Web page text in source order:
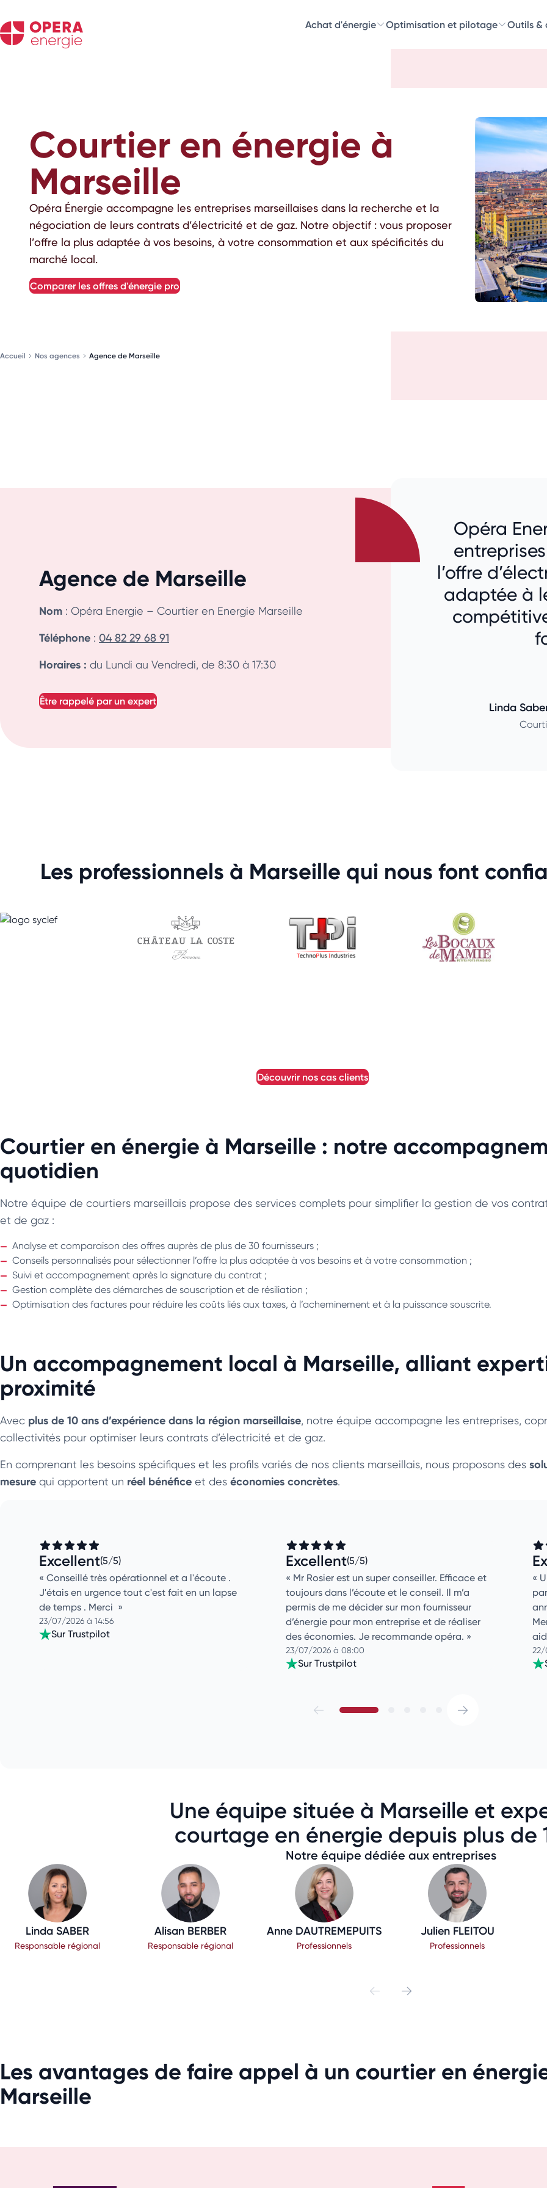
Achat d'énergie Optimisation et pilotage Outils &
Courtier en énergie à
Marseille
Opéra Énergie accompagne les entreprises marseillaises dans la recherche et la
négociation de leurs contrats d’électricité et de gaz. Notre objectif : vous proposer
l’offre la plus adaptée à vos besoins, à votre consommation et aux spécificités du
marché local.
comparer les offres d'énergie pro
Accueil Nos agences Agence de Marseille
Agence de Marseille
Nom : Opéra Energie – Courtier en Energie Marseille
Téléphone : 04 82 29 68 91
Horaires : du Lundi au Vendredi, de 8:30 à 17:30
être rappelé par un expert
Opéra
l’offre
adaptée à
Linda
Les professionnels à Marseille qui nous font
découvrir nos cas clients
Courtier en énergie à Marseille : notre
quotidien
Notre équipe de courtiers marseillais propose des services complets pour simplifier la gestion de vos
et de gaz :
Analyse et comparaison des offres auprès de plus de 30 fournisseurs ;
Conseils personnalisés pour sélectionner l’offre la plus adaptée à vos besoins et à votre consommation ;
Suivi et accompagnement après la signature du contrat ;
Gestion complète des démarches de souscription et de résiliation ;
Optimisation des factures pour réduire les coûts liés aux taxes, à l’acheminement et à la puissance souscrite.
Un accompagnement local à Marseille, alliant
proximité
Avec plus de 10 ans d’expérience dans la région marseillaise, notre équipe accompagne les entreprises,
collectivités pour optimiser leurs contrats d’électricité et de gaz.
En comprenant les besoins spécifiques et les profils variés de nos clients marseillais, nous proposons des
mesure qui apportent un réel bénéfice et des économies concrètes.
Excellent(5/5)
Conseillé très opérationnel et a l'écoute .
J'étais en urgence tout c'est fait en un lapse
de temps . Merci
23/07/2026 à 14:56
Sur Trustpilot
Excellent(5/5)
Mr Rosier est un super conseiller. Efficace et
toujours dans l’écoute et le conseil. Il m’a
permis de me décider sur mon fournisseur
d’énergie pour mon entreprise et de réaliser
des économies. Je recommande opéra.
23/07/2026 à 08:00
Sur Trustpilot
22/
Une équipe située à Marseille et
courtage en énergie depuis plus de
Notre équipe dédiée aux entreprises
Linda SABER
Responsable régional
Alisan BERBER
Responsable régional
Anne DAUTREMEPUITS
Professionnels
Julien FLEITOU
Professionnels
Les avantages de faire appel à un courtier en
Marseille